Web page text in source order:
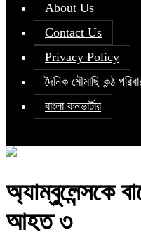
About Us
Contact Us
Privacy Policy
দৈনিক মৌমাছি কন্ঠ
বাংলা কনভার্টার
অ্যাম্বুলেন্সকে
আহত ৩